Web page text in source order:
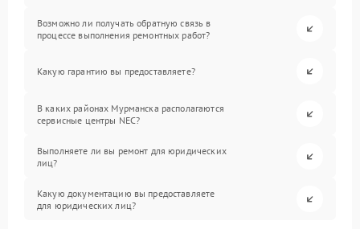
Возможно ли получать обратную связь в
процессе выполнения ремонтных работ?
Какую гарантию вы предоставляете?
В каких районах Мурманска располагаются
сервисные центры NEC?
Выполняете ли вы ремонт для юридических
лиц?
Какую документацию вы предоставляете
для юридических лиц?